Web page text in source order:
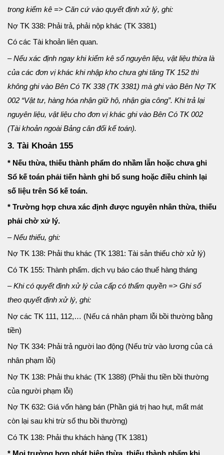
trong kiểm kê => Căn cứ vào quyết định xử lý, ghi:
Nợ TK 338: Phải trả, phải nộp khác (TK 3381)
Có các Tài khoản liên quan.
– Nếu xác định ngay khi kiểm kê số nguyên liệu, vật liệu thừa là
của các đơn vị khác khi nhập kho chưa ghi tăng TK 152 thì
không ghi vào Bên Có TK 338 (TK 3381) mà ghi vào Bên Nợ TK
002 “Vật tư, hàng hóa nhận giữ hộ, nhận gia công”. Khi trả lại
nguyên liệu, vật liệu cho đơn vị khác ghi vào Bên Có TK 002
(Tài khoản ngoài Bảng cân đối kế toán).
3. Tài Khoản 155
* Nếu thừa, thiếu thành phẩm do nhầm lẫn hoặc chưa ghi
Sổ kế toán phải tiến hành ghi bổ sung hoặc điều chỉnh lại
số liệu trên Sổ kế toán.
* Trường hợp chưa xác định được nguyên nhân thừa, thiếu
phải chờ xử lý.
– Nếu thiếu, ghi:
Nợ TK 138: Phải thu khác (TK 1381: Tài sản thiếu chờ xử lý)
Có TK 155: Thành phẩm. dịch vụ báo cáo thuế hàng tháng
– Khi có quyết định xử lý của cấp có thẩm quyền => Ghi sổ
theo quyết định xử lý, ghi:
Nợ các TK 111, 112,… (Nếu cá nhân phạm lỗi bồi thường bằng
tiền)
Nợ TK 334: Phải trả người lao động (Nếu trừ vào lương của cá
nhân phạm lỗi)
Nợ TK 138: Phải thu khác (TK 1388) (Phải thu tiền bồi thường
của người phạm lỗi)
Nợ TK 632: Giá vốn hàng bán (Phần giá trị hao hụt, mất mát
còn lại sau khi trừ số thu bồi thường)
Có TK 138: Phải thu khách hàng (TK 1381)
* Mọi trường hợp phát hiện thừa, thiếu thành phẩm khi